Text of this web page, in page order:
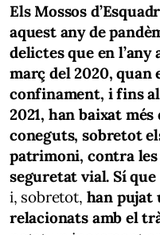
Els Mossos
aquest any de
delictes que en l’any
març del 2020, quan
confinament, i fins
2021, han baixat
coneguts, sobretot
patrimoni, contra
seguretat vial. Sí
i, sobretot, han pujat
relacionats amb el